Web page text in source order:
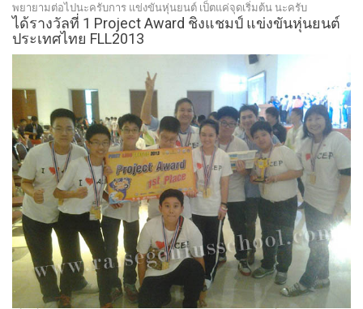
พยายามต่อไปนะครับการ แข่งขันหุ่นยนต์ เป็ตแค่จุดเริ่มต้น นะครับ
ได้รางวัลที่ 1 Project Award ชิงแชมป์ แข่งขันหุ่นยนต์
ประเทศไทย FLL2013